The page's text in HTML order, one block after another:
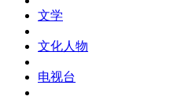
文学
文化人物
电视台